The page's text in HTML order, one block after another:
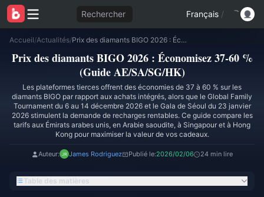
Rechercher Français /
Accueil/Actualités/ Prix des diamants BIGO 2026 : Économisez 37-60 % (Guide AE/SA/SG/HK)
Prix des diamants BIGO 2026 : Économisez 37-60 %
(Guide AE/SA/SG/HK)
Les plateformes tierces offrent des économies de 37 à 60 % sur les
diamants BIGO par rapport aux achats intégrés, alors que le Global Family
Tournament du 6 au 14 décembre 2026 et le Gala de Séoul du 23 janvier
2026 stimulent la demande de recharges rentables. Ce guide compare les
tarifs aux Émirats arabes unis, en Arabie saoudite, à Singapour et à Hong
Kong pour maximiser la valeur de vos cadeaux.
Auteur: James Rodriguez Publié le:2026/02/06 24 min lire
Table des matières